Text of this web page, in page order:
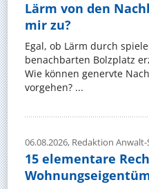
Lärm von den
mir zu?
Egal, ob Lärm durch
benachbarten Bolzplatz
Wie können genervte
vorgehen? ...
06.08.2026, Redaktion Anwalt-
15 elementare